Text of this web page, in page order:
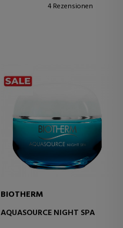
4 Rezensionen
BIOTHERM
AQUASOURCE NIGHT SPA